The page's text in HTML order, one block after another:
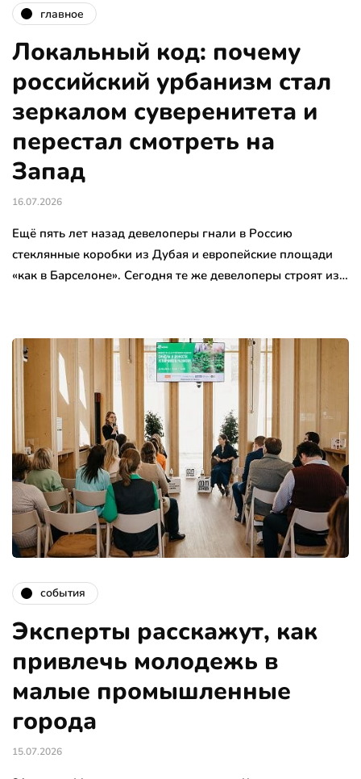
главное
Локальный код: почему
российский урбанизм стал
зеркалом суверенитета и
перестал смотреть на
Запад
16.07.2026
Ещё пять лет назад девелоперы гнали в Россию
стеклянные коробки из Дубая и европейские площади
«как в Барселоне». Сегодня те же девелоперы строят из…
события
Эксперты расскажут, как
привлечь молодежь в
малые промышленные
города
15.07.2026